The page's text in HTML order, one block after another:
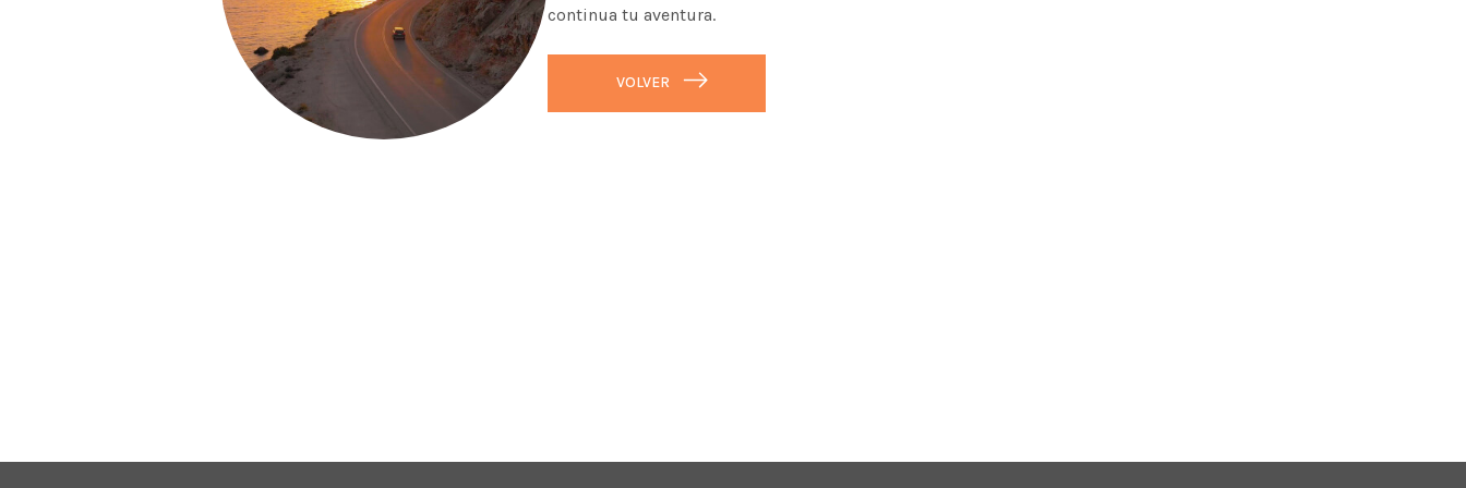
continua tu aventura.
VOLVER